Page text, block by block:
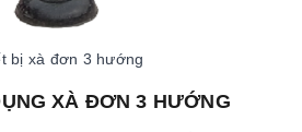
bị xà đơn 3 hướng
XÀ ĐƠN 3 HƯỚNG